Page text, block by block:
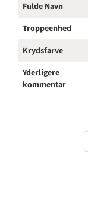
Fulde Navn
Troppeenhed
Krydsfarve
Yderligere
kommentar